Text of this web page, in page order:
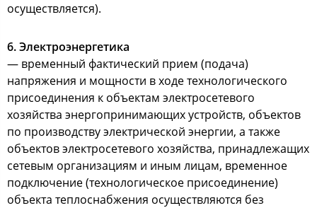
осуществляется).
6. Электроэнергетика
— временный фактический прием (подача)
напряжения и мощности в ходе технологического
присоединения к объектам электросетевого
хозяйства энергопринимающих устройств, объектов
по производству электрической энергии, а также
объектов электросетевого хозяйства, принадлежащих
сетевым организациям и иным лицам, временное
подключение (технологическое присоединение)
объекта теплоснабжения осуществляются без